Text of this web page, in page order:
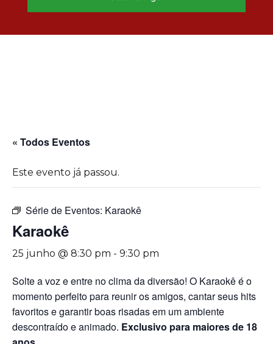
« Todos Eventos
Este evento já passou.
Série de Eventos: Karaokê
Karaokê
25 junho @ 8:30 pm - 9:30 pm
Solte a voz e entre no clima da diversão! O Karaokê é o
momento perfeito para reunir os amigos, cantar seus hits
favoritos e garantir boas risadas em um ambiente
descontraído e animado. Exclusivo para maiores de 18